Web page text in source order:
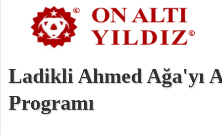
Ladikli Ahmed Ağa'yı
Programı